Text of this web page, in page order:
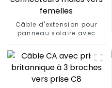
Câble d'extension pour
panneau solaire avec